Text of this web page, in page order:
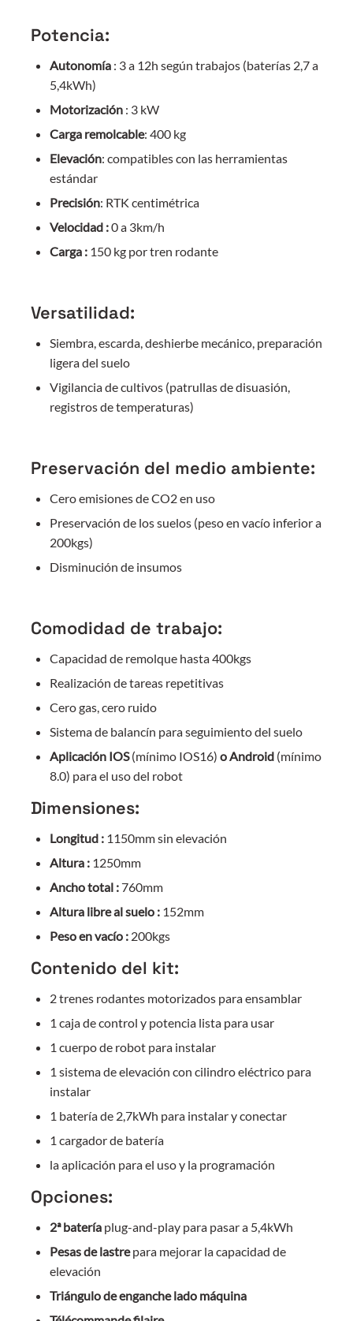
Potencia:
Autonomía : 3 a 12h según trabajos (baterías 2,7 a
5,4kWh)
Motorización : 3 kW
Carga remolcable: 400 kg
Elevación: compatibles con las herramientas
estándar
Precisión: RTK centimétrica
Velocidad :0 a 3km/h
Carga : 150 kg por tren rodante
Versatilidad:
Siembra, escarda, deshierbe mecánico, preparación
ligera del suelo
Vigilancia de cultivos (patrullas de disuasión,
registros de temperaturas)
Preservación del medio ambiente:
Cero emisiones de CO2 en uso
Preservación de los suelos (peso en vacío inferior a
200kgs)
Disminución de insumos
Comodidad de trabajo:
Capacidad de remolque hasta 400kgs
Realización de tareas repetitivas
Cero gas, cero ruido
Sistema de balancín para seguimiento del suelo
Aplicación IOS(mínimo IOS16) o Android (mínimo
8.0) para el uso del robot
Dimensiones:
Longitud : 1150mm sin elevación
Altura : 1250mm
Ancho total :760mm
Altura libre al suelo : 152mm
Peso en vacío : 200kgs
Contenido del kit:
2 trenes rodantes motorizados para ensamblar
1 caja de control y potencia lista para usar
1 cuerpo de robot para instalar
1 sistema de elevación con cilindro eléctrico para
instalar
1 batería de 2,7kWh para instalar y conectar
1 cargador de batería
la aplicación para el uso y la programación
Opciones:
2ª batería plug-and-play para pasar a 5,4kWh
Pesas de lastrepara mejorar la capacidad de
elevación
Triángulo de enganche lado máquina